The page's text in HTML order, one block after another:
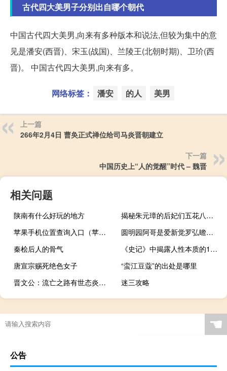
古代四大美男子分别出自哪个朝代
中国古代四大美男,向来有多种版本和说法,但较为集中的意
见是潘安(西晋)、宋玉(战国)、兰陵王(北朝时期)、卫玠(西
晋)。 中国古代四大美男,向来有多。
网络标签： 潘安 的人 美男
上一篇
266年2月4日 曹奂正式禅位给司马炎晋朝建立
下一篇
中国历史上“人的觉醒”时代 – 魏晋
相关问题
陕南有什么好玩的地方
揭秘朱元璋的后妃们五花八门的来源
苹果手机位置查询入口（苹果手机位置查询）
圆明园阿哥是爱新觉罗弘曕吗？乾隆最喜欢的弟弟是不是弘曕？
秦桧后人的骨气
《史记》中揭露人性本质的10句话
唐宣宗赐死绝色女子
“蛮江豆蔻”的出处是哪里
晋文公：流亡之路有世态炎凉也有红颜相伴
迷三攻略
☚
公告